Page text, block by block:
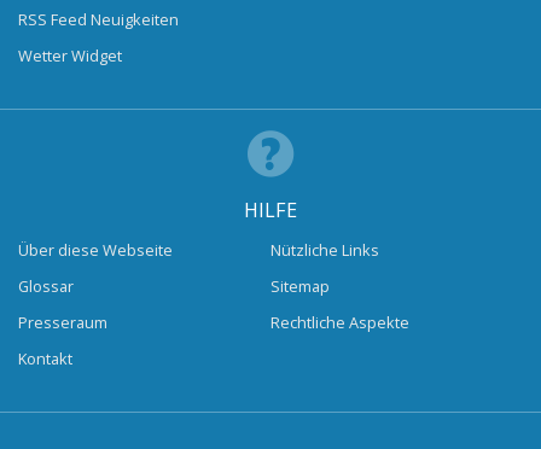
RSS Feed Neuigkeiten
Wetter Widget
HILFE
Über diese Webseite
Glossar
Presseraum
Kontakt
Nützliche Links
Sitemap
Rechtliche Aspekte